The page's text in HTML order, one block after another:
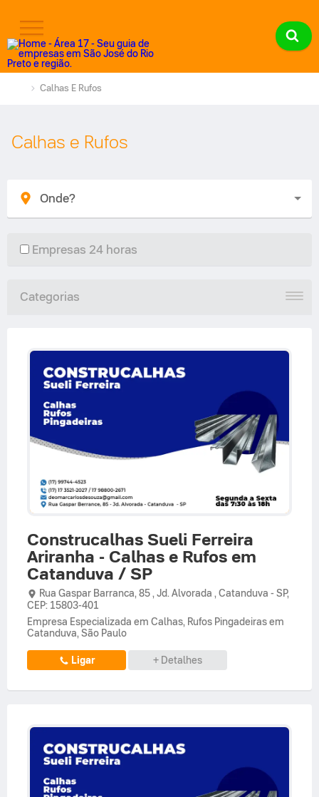
Calhas E Rufos
Calhas e Rufos
Empresas 24 horas
Categorias
Construcalhas Sueli Ferreira
Ariranha - Calhas e Rufos em
Catanduva / SP
Rua Gaspar Barranca, 85 , Jd. Alvorada , Catanduva - SP,
CEP: 15803-401
Empresa Especializada em Calhas, Rufos Pingadeiras em
Catanduva, São Paulo
Ligar + Detalhes